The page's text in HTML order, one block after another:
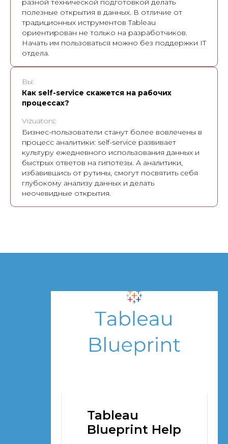
разной технической подготовкой делать
полезные открытия в данных. В отличие от
традиционных иструментов Tableau
ориентирован не только на разработчиков.
Начать им пользоваться можно без поддержки IT
отдела.
Вы:
Как self-service скажется на рабочих
процессах?
Vizuators:
Бизнес-пользователи станут более вовлечены в
процесс аналитики: self-service развивает
культуру ежедневного использования данных и
быстрых ответов на гипотезы. А аналитики,
избавившись от рутины, смогут посвятить себя
глубокому анализу данных и делать
неочевидные открытия.
Tableau
Blueprint Help